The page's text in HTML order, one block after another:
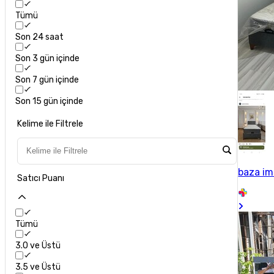
Tümü
Son 24 saat
Son 3 gün içinde
Son 7 gün içinde
Son 15 gün içinde
Kelime ile Filtrele
Satıcı Puanı
Tümü
3.0 ve Üstü
3.5 ve Üstü
baza